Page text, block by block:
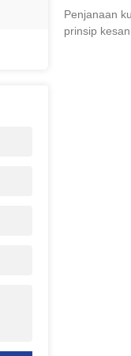
Harga
Penjanaan
prinsip